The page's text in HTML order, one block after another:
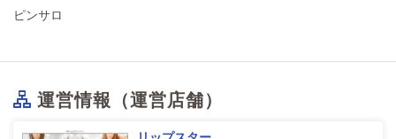
ピンサロ
運営情報（運営店舗）